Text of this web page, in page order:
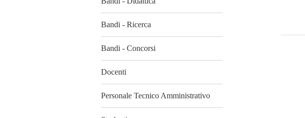
Bandi - Ricerca
Bandi - Concorsi
Docenti
Personale Tecnico Amministrativo